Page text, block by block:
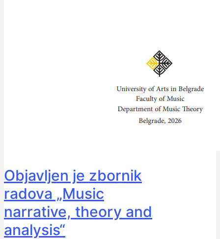
Objavljen je zbornik
radova „Music
narrative, theory and
analysis“